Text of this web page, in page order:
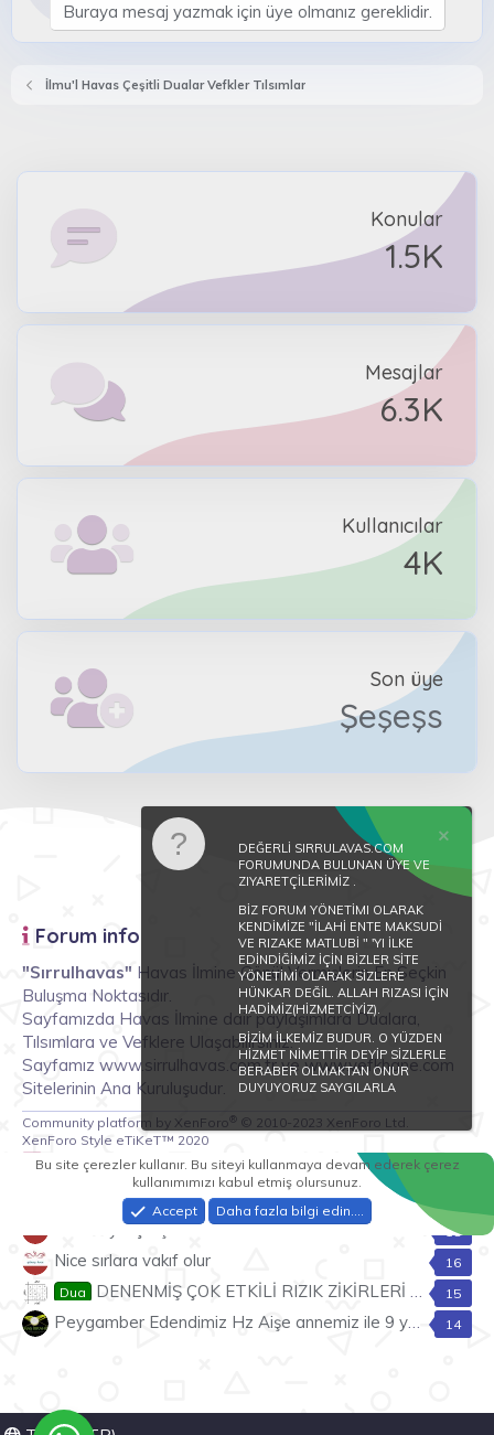
Buraya mesaj yazmak için üye olmanız gereklidir.
İlmu'l Havas Çeşitli Dualar Vefkler Tılsımlar
Konular
1.5K
Mesajlar
6.3K
Kullanıcılar
4K
Son üye
Şeşeşs
Forum info
"Sırrulhavas" Havas İlmine Gönül Vermişlerin En Seçkin
Buluşma Noktasıdır.
Sayfamızda Havas İlmine dair paylaşımlara Dualara,
Tılsımlara ve Vefklere Ulaşabilirsiniz.
Sayfamız www.sirrulhavas.com.tr ve www.vefkhane.com
Sitelerinin Ana Kuruluşudur.
Community platform by XenForo ® © 2010-2023 XenForo Ltd.
XenForo Style eTiKeT™ 2020
Tepki lideri konular
Rüyada istediğin şeyi görmek
Sihir büyü için şahsi tecrübem 18
Nice sırlara vakıf olur
16
Dua
DENENMİŞ ÇOK ETKİLİ RIZIK ZİKİRLERİ ve AYETLERİ 15
Peygamber Edendimiz Hz Aişe annemiz ile 9 yaşında mı evlendi 14
DEĞERLİ SIRRULAVAS.COM
FORUMUNDA BULUNAN ÜYE VE
ZIYARETÇİLERİMİZ .
BİZ FORUM YÖNETİMI OLARAK
KENDİMİZE "İLAHİ ENTE MAKSUDİ
VE RIZAKE MATLUBİ " 'YI İLKE
EDİNDİĞİMİZ İÇİN BİZLER SİTE
YÖNETİMİ OLARAK SİZLERE
HÜNKAR DEĞİL. ALLAH RIZASI İÇİN
HADİMİZ(HİZMETCİYİZ).
BİZİM İLKEMİZ BUDUR. O YÜZDEN
HİZMET NİMETTİR DEYİP SİZLERLE
BERABER OLMAKTAN ONUR
DUYUYORUZ SAYGILARLA
Bu site çerezler kullanır. Bu siteyi kullanmaya devam ederek çerez
kullanımımızı kabul etmiş olursunuz.
Accept
Daha fazla bilgi edin.…